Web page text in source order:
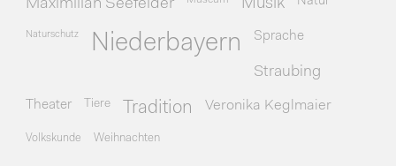
Maximilian Seefelder Musik
Naturschutz Niederbayern Sprache
Straubing
Theater Tiere Tradition Veronika Keglmaier
Volkskunde Weihnachten